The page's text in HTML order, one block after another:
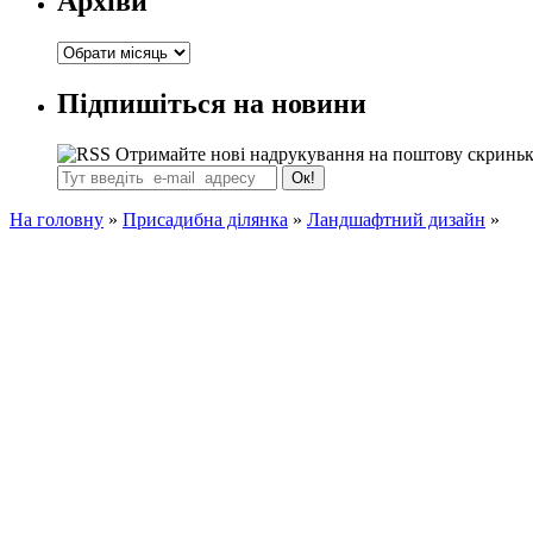
Архіви
Підпишіться на новини
Отримайте нові надрукування на поштову
На головну » Присадибна ділянка » Ландшафтний дизайн »